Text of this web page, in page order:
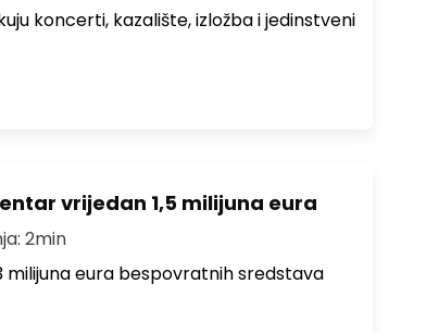
koncerti, kazalište, izložba i jedinstveni
vrijedan 1,5 milijuna eura
2min
milijuna eura bespovratnih sredstava